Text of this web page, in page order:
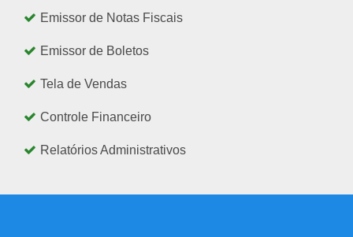
Emissor de Notas Fiscais
Emissor de Boletos
Tela de Vendas
Controle Financeiro
Relatórios Administrativos